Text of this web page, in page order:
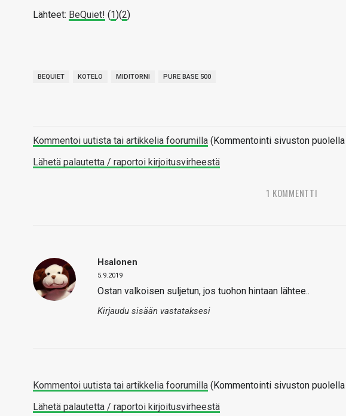
Lähteet: BeQuiet! (1)(2)
BEQUIET KOTELO MIDITORNI PURE BASE 500
Kommentoi uutista tai artikkelia foorumilla (Kommentointi sivuston
Lähetä palautetta / raportoi kirjoitusvirheestä
1 KOMMENTTI
Hsalonen
5.9.2019
Ostan valkoisen suljetun, jos tuohon hintaan lähtee..
Kirjaudu sisään vastataksesi
Kommentoi uutista tai artikkelia foorumilla (Kommentointi sivuston
Lähetä palautetta / raportoi kirjoitusvirheestä